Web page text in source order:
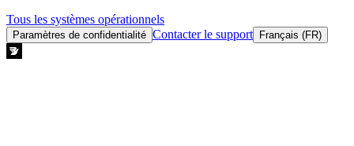
Tous les systèmes opérationnels
Paramètres de confidentialité Contacter le support Français (FR)